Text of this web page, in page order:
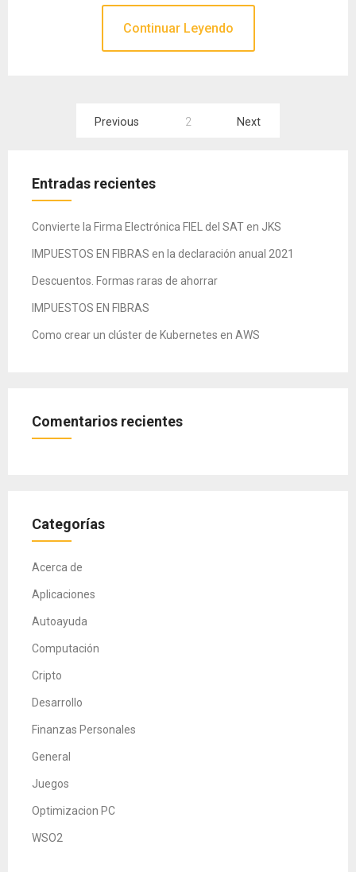
Continuar Leyendo
Paginación
entradas
Previous 2 Next
Entradas recientes
Convierte la Firma Electrónica FIEL del SAT en JKS
IMPUESTOS EN FIBRAS en la declaración anual 2021
Descuentos. Formas raras de ahorrar
IMPUESTOS EN FIBRAS
Como crear un clúster de Kubernetes en AWS
Comentarios recientes
Categorías
Acerca de
Aplicaciones
Autoayuda
Computación
Cripto
Desarrollo
Finanzas Personales
General
Juegos
Optimizacion PC
WSO2